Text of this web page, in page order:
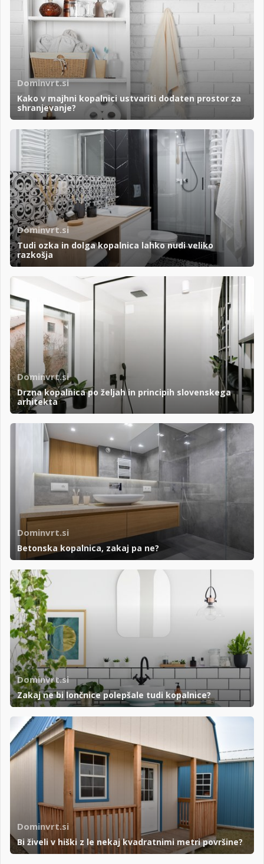
Dominvrt.si
Kako v majhni kopalnici ustvariti dodaten prostor za
shranjevanje?
Dominvrt.si
Tudi ozka in dolga kopalnica lahko nudi veliko
razkošja
Dominvrt.si
Drzna kopalnica po željah in principih slovenskega
arhitekta
Dominvrt.si
Betonska kopalnica, zakaj pa ne?
Dominvrt.si
Zakaj ne bi lončnice polepšale tudi kopalnice?
Dominvrt.si
Bi živeli v hiški z le nekaj kvadratnimi metri površine?